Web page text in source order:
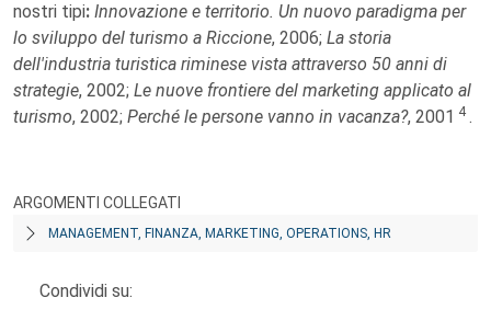
nostri tipi: Innovazione e territorio. Un nuovo paradigma per
lo sviluppo del turismo a Riccione, 2006; La storia
dell'industria turistica riminese vista attraverso 50 anni di
strategie, 2002; Le nuove frontiere del marketing applicato al
turismo, 2002; Perché le persone vanno in vacanza?, 2001 4.
ARGOMENTI COLLEGATI
MANAGEMENT, FINANZA, MARKETING, OPERATIONS, HR
Condividi su: